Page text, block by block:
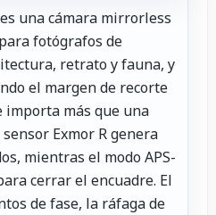
una cámara mirrorless
fotógrafos de
retrato y fauna, y
el margen de recorte
más que una
Exmor R genera
mientras el modo APS-
cerrar el encuadre. El
de fase, la ráfaga de